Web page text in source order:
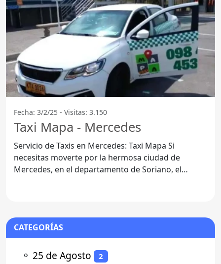
Fecha: 3/2/25 - Visitas: 3.150
Taxi Mapa - Mercedes
Servicio de Taxis en Mercedes: Taxi Mapa Si
necesitas moverte por la hermosa ciudad de
Mercedes, en el departamento de Soriano, el
CATEGORÍAS
⚬ 25 de Agosto 2